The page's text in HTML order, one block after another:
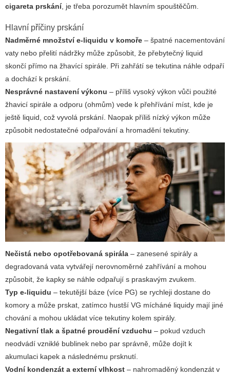
cigareta prskání, je třeba porozumět hlavním spouštěčům.
Hlavní příčiny prskání
Nadměrné množství e-liquidu v komoře – špatné nacementování
vaty nebo přelití nádržky může způsobit, že přebytečný liquid
skončí přímo na žhavící spirále. Při zahřátí se tekutina náhle odpaří
a dochází k prskání.
Nesprávné nastavení výkonu – příliš vysoký výkon vůči použité
žhavicí spirále a odporu (ohmům) vede k přehřívání míst, kde je
ještě liquid, což vyvolá prskání. Naopak příliš nízký výkon může
způsobit nedostatečné odpařování a hromadění tekutiny.
Nečistá nebo opotřebovaná spirála – zanesené spirály a
degradovaná vata vytvářejí nerovnoměrné zahřívání a mohou
způsobit, že kapky se náhle odpařují s praskavým zvukem.
Typ e-liquidu – tekutější báze (více PG) se rychleji dostane do
komory a může prskat, zatímco hustší VG mícháné liquidy mají jiné
chování a mohou ukládat více tekutiny kolem spirály.
Negativní tlak a špatné proudění vzduchu – pokud vzduch
neodvádí vzniklé bublinek nebo par správně, může dojít k
akumulaci kapek a následnému prsknutí.
Vodní kondenzát a externí vlhkost – nahromaděný kondenzát v